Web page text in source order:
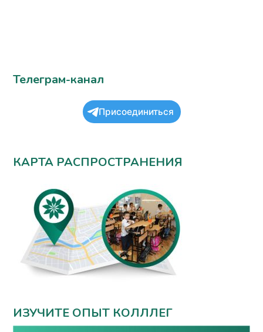
Телеграм-канал
Присоединиться
КАРТА РАСПРОСТРАНЕНИЯ
ИЗУЧИТЕ ОПЫТ КОЛЛЛЕГ